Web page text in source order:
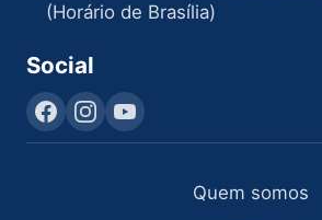
(Horário de Brasília)
Social
Quem somos